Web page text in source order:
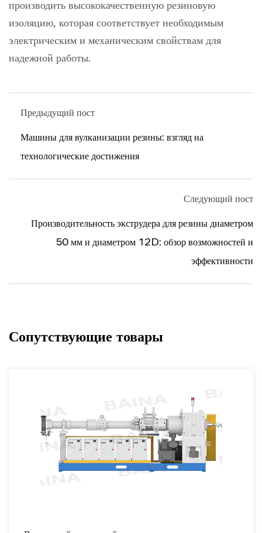
производить высококачественную резиновую
изоляцию, которая соответствует необходимым
электрическим и механическим свойствам для
надежной работы.
Предыдущий пост
Машины для вулканизации резины: взгляд на
технологические достижения
Следующий пост
Производительность экструдера для резины диаметром
50 мм и диаметром 12D: обзор возможностей и
эффективности
Сопутствующие товары